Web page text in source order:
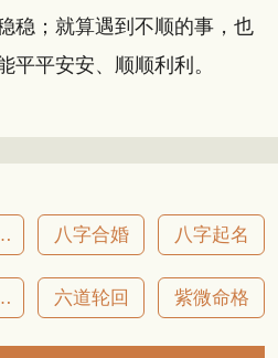
稳；就算遇到不顺的事，也
平平安安、顺顺利利。
吉凶 八字合婚 八字起名
详批 六道轮回 紫微命格